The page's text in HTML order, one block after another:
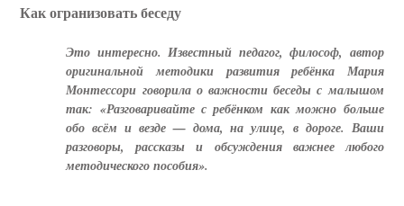
Как огранизовать беседу
Это интересно. Известный педагог, философ, автор
оригинальной методики развития ребёнка Мария
Монтессори говорила о важности беседы с малышом
так: «Разговаривайте с ребёнком как можно больше
обо всём и везде — дома, на улице, в дороге. Ваши
разговоры, рассказы и обсуждения важнее любого
методического пособия».